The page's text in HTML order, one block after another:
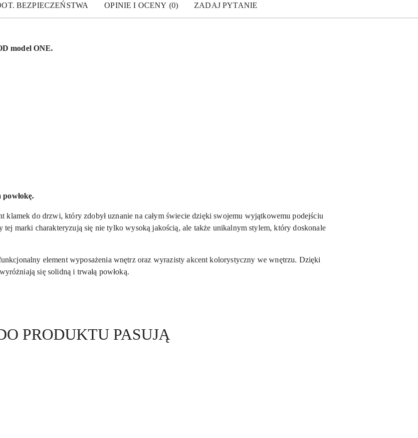
BEZPIECZEŃSTWA OPINIE I OCENY (0) ZADAJ PYTANIE
model ONE.
powłokę.
klamek do drzwi, który zdobył uznanie na całym świecie dzięki swojemu wyjątkowemu podejściu
marki charakteryzują się nie tylko wysoką jakością, ale także unikalnym stylem, który doskonale
element wyposażenia wnętrz oraz wyrazisty akcent kolorystyczny we wnętrzu. Dzięki
się solidną i trwałą powłoką.
PRODUKTU PASUJĄ